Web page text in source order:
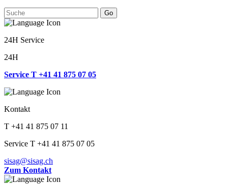
Go
24H Service
24H
Service T +41 41 875 07 05
Kontakt
T +41 41 875 07 11
Service T +41 41 875 07 05
sisag@sisag.ch
Zum Kontakt